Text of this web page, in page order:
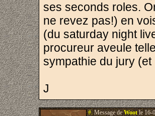
ses seconds roles.
ne revez pas!) en
(du saturday night
procureur aveule
sympathie du jury
J
#.Message deWootle 16-